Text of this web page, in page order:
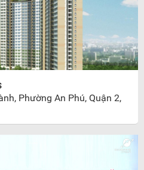
Phường An Phú, Quận 2,